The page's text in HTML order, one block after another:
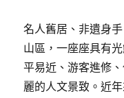
名人舊居、非遺身
山區，一座座具有
平易近、游客進修
麗的人文景致。近